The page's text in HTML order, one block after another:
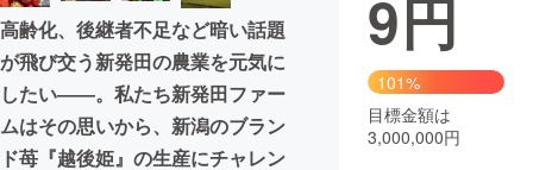
高齢化、後継者不足など暗い話題
が飛び交う新発田の農業を元気に
したい――。私たち新発田ファー
ムはその思いから、新潟のブラン
ド苺『越後姫』の生産にチャレン
9円
101%
目標金額は
3,000,000円